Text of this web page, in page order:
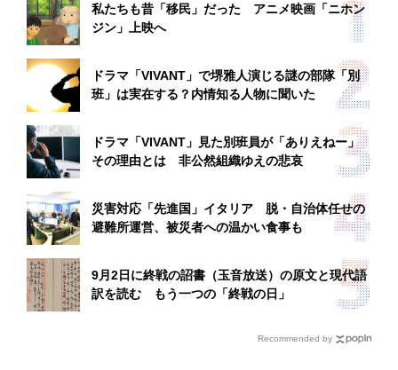
私たちも昔「移民」だった アニメ映画「ニホン
ジン」上映へ
ドラマ「VIVANT」で堺雅人演じる謎の部隊「別
班」は実在する？内情知る人物に聞いた
ドラマ「VIVANT」見た別班員が「ありえねー」
その理由とは 非公然組織ゆえの悲哀
災害対応「先進国」イタリア 脱・自治体任せの
避難所運営、被災者への温かい食事も
9月2日に終戦の詔書（玉音放送）の原文と現代語
訳を読む もう一つの「終戦の日」
Recommended by